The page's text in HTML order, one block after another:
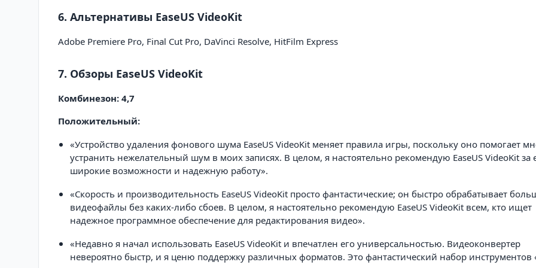
6. Альтернативы EaseUS VideoKit
Adobe Premiere Pro, Final Cut Pro, DaVinci Resolve, HitFilm Express
7. Обзоры EaseUS VideoKit
Комбинезон: 4,7
Положительный:
«Устройство удаления фонового шума EaseUS VideoKit меняет правила игры, поскольку оно помогает
устранить нежелательный шум в моих записях. В целом, я настоятельно рекомендую EaseUS VideoKit за
широкие возможности и надежную работу».
«Скорость и производительность EaseUS VideoKit просто фантастические; он быстро обрабатывает
видеофайлы без каких-либо сбоев. В целом, я настоятельно рекомендую EaseUS VideoKit всем, кто ищет
надежное программное обеспечение для редактирования видео».
«Недавно я начал использовать EaseUS VideoKit и впечатлен его универсальностью. Видеоконвертер
невероятно быстр, и я ценю поддержку различных форматов. Это фантастический набор инструментов